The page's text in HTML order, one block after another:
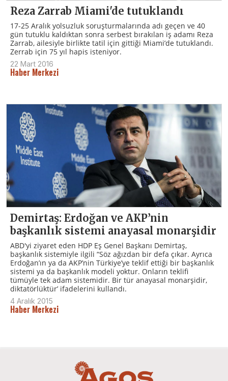
Reza Zarrab Miami'de tutuklandı
17-25 Aralık yolsuzluk soruşturmalarında adı geçen ve 40
gün tutuklu kaldıktan sonra serbest bırakılan iş adamı Reza
Zarrab, ailesiyle birlikte tatil için gittiği Miami’de tutuklandı.
Zerrab için 75 yıl hapis isteniyor.
22 Mart 2016
Haber Merkezi
Demirtaş: Erdoğan ve AKP’nin
başkanlık sistemi anayasal monarşidir
ABD'yi ziyaret eden HDP Eş Genel Başkanı Demirtaş,
başkanlık sistemiyle ilgili “Söz ağızdan bir defa çıkar. Ayrıca
Erdoğan’ın ya da AKP’nin Türkiye’ye teklif ettiği bir başkanlık
sistemi ya da başkanlık modeli yoktur. Onların teklifi
tümüyle tek adam sistemidir. Bir tür anayasal monarşidir,
diktatörlüktür’ ifadelerini kullandı.
4 Aralık 2015
Haber Merkezi